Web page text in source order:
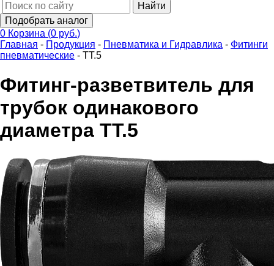
Найти
Подобрать аналог
0 Корзина (0 руб.)
Главная - Продукция - Пневматика и Гидравлика - Фитинги
пневматические - ТТ.5
Фитинг-разветвитель для
трубок одинакового
диаметра ТТ.5